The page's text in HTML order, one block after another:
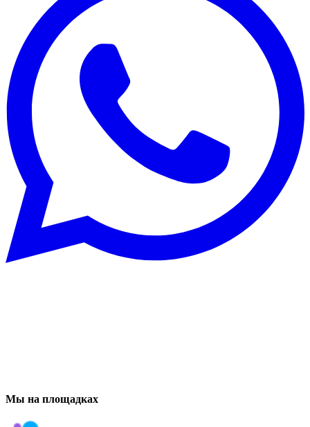
Мы на площадках